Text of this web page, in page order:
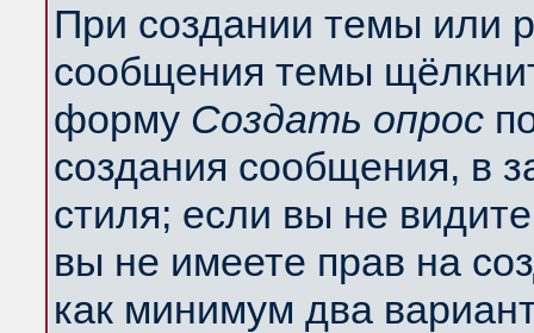
При создании темы или
сообщения темы
форму Создать опрос
создания сообщения, в
стиля; если вы не
вы не имеете прав на
как минимум два